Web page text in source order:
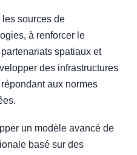
les sources de
à renforcer le
spatiaux et
des infrastructures
aux normes
un modèle avancé de
basé sur des